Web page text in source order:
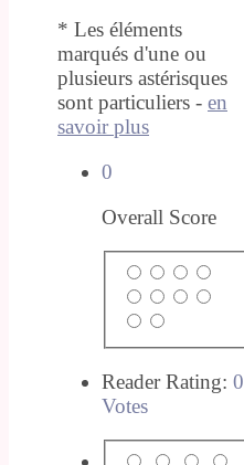
* Les éléments
marqués d'une ou
plusieurs astérisques
sont particuliers - en
savoir plus
0
Overall Score
Reader Rating: 0
Votes